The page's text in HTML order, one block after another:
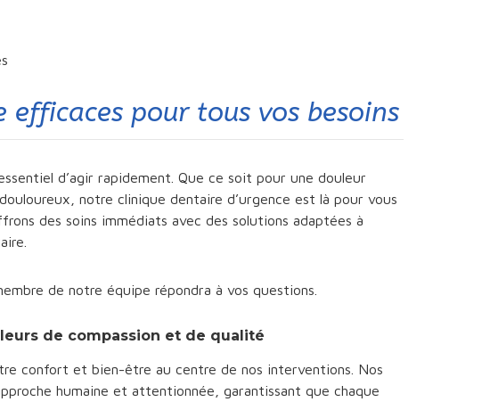
efficaces pour tous vos besoins
d’agir rapidement. Que ce soit pour une douleur
notre clinique dentaire d’urgence est là pour vous
des soins immédiats avec des solutions adaptées à
de notre équipe répondra à vos questions.
de compassion et de qualité
confort et bien-être au centre de nos interventions. Nos
humaine et attentionnée, garantissant que chaque